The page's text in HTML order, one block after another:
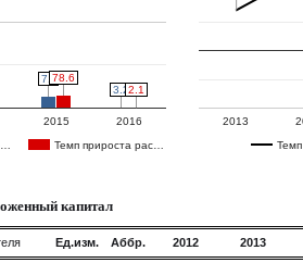
Темп прироста рас…
2015 2016
71
71
3.2
3.2
78.6
78.6
2.1
2.1
2013
капитал
Ед.изм. Аббр. 2012 2013